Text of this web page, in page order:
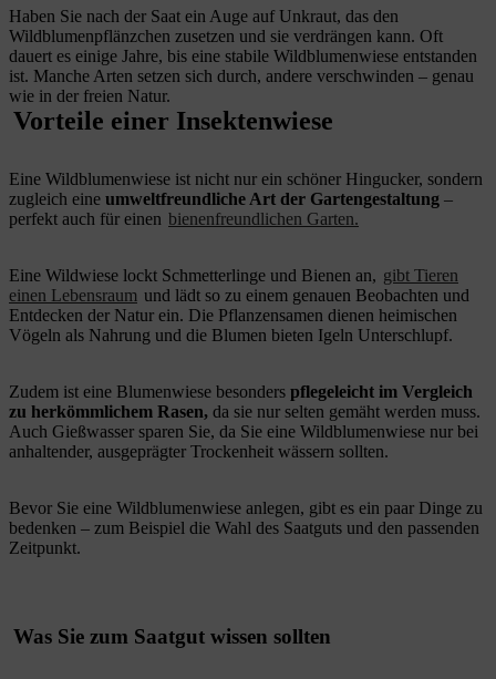
Haben Sie nach der Saat ein Auge auf Unkraut, das den
Wildblumenpflänzchen zusetzen und sie verdrängen kann. Oft
dauert es einige Jahre, bis eine stabile Wildblumenwiese entstanden
ist. Manche Arten setzen sich durch, andere verschwinden – genau
wie in der freien Natur.
Vorteile einer Insektenwiese
Eine Wildblumenwiese ist nicht nur ein schöner Hingucker, sondern
zugleich eine umweltfreundliche Art der Gartengestaltung –
perfekt auch für einen bienenfreundlichen Garten.
Eine Wildwiese lockt Schmetterlinge und Bienen an, gibt Tieren
einen Lebensraum und lädt so zu einem genauen Beobachten und
Entdecken der Natur ein. Die Pflanzensamen dienen heimischen
Vögeln als Nahrung und die Blumen bieten Igeln Unterschlupf.
Zudem ist eine Blumenwiese besonders pflegeleicht im Vergleich
zu herkömmlichem Rasen, da sie nur selten gemäht werden muss.
Auch Gießwasser sparen Sie, da Sie eine Wildblumenwiese nur bei
anhaltender, ausgeprägter Trockenheit wässern sollten.
Bevor Sie eine Wildblumenwiese anlegen, gibt es ein paar Dinge zu
bedenken – zum Beispiel die Wahl des Saatguts und den passenden
Zeitpunkt.
Was Sie zum Saatgut wissen sollten